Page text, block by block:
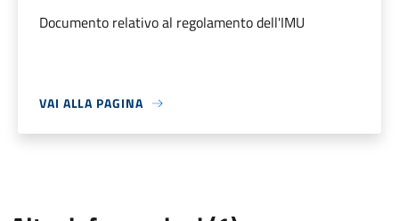
Documento relativo al regolamento dell'IMU
VAI ALLA PAGINA